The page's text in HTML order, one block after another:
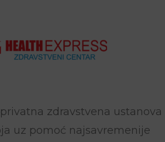
zdravstvena ustanova
uz pomoć najsavremenije